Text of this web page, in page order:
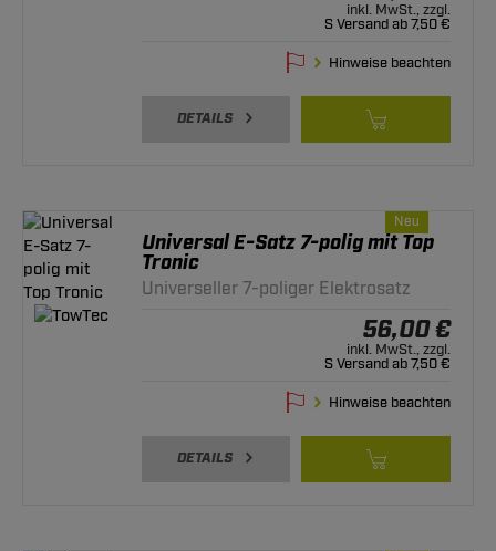
inkl. MwSt., zzgl.
S Versand ab 7,50 €
Hinweise beachten
DETAILS
Neu
Universal E-Satz 7-polig mit Top
Tronic
Universeller 7-poliger Elektrosatz
56,00 €
inkl. MwSt., zzgl.
S Versand ab 7,50 €
Hinweise beachten
DETAILS